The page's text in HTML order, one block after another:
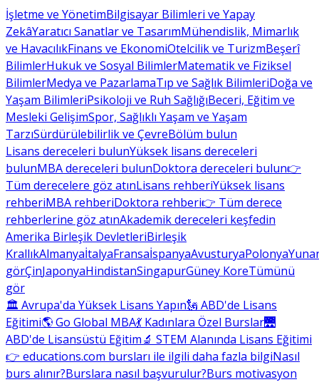
İşletme ve YönetimBilgisayar Bilimleri ve Yapay
ZekâYaratıcı Sanatlar ve TasarımMühendislik, Mimarlık
ve HavacılıkFinans ve EkonomiOtelcilik ve TurizmBeşerî
BilimlerHukuk ve Sosyal BilimlerMatematik ve Fiziksel
BilimlerMedya ve PazarlamaTıp ve Sağlık BilimleriDoğa ve
Yaşam BilimleriPsikoloji ve Ruh SağlığıBeceri, Eğitim ve
Mesleki GelişimSpor, Sağlıklı Yaşam ve Yaşam
TarzıSürdürülebilirlik ve ÇevreBölüm bulun
Lisans dereceleri bulunYüksek lisans dereceleri
bulunMBA dereceleri bulunDoktora dereceleri bulun👉
Tüm derecelere göz atınLisans rehberiYüksek lisans
rehberiMBA rehberiDoktora rehberi👉 Tüm derece
rehberlerine göz atınAkademik dereceleri keşfedin
Amerika Birleşik DevletleriBirleşik
KrallıkAlmanyaİtalyaFransaİspanyaAvusturyaPolonya
görÇinJaponyaHindistanSingapurGüney KoreTümünü
gör
🏛 Avrupa'da Yüksek Lisans Yapın🗽 ABD'de Lisans
Eğitimi🌎 Go Global MBA💃 Kadınlara Özel Burslar🌉
ABD'de Lisansüstü Eğitim🔬 STEM Alanında Lisans Eğitimi
👉 educations.com bursları ile ilgili daha fazla bilgiNasıl
burs alınır?Burslara nasıl başvurulur?Burs motivasyon